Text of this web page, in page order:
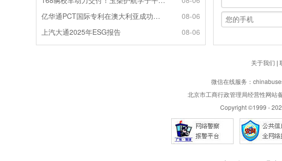
亿华通PCT国际专利在澳大利亚成功授权
08-06
上汽大通2025年ESG报告
08-06
关于我们 |
微信在线服务：
北京市工商行政管理局经营性网
Copyright ©1999 -